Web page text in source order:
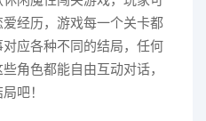
经历，游戏每一个关卡都
应各种不同的结局，任何
角色都能自由互动对话，
吧！